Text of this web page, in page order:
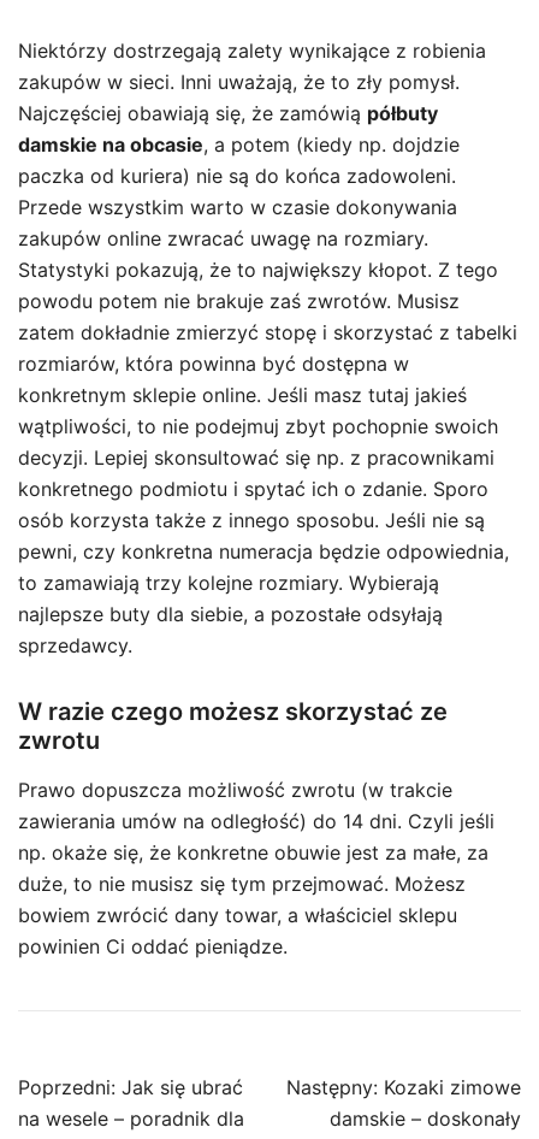
Niektórzy dostrzegają zalety wynikające z robienia
zakupów w sieci. Inni uważają, że to zły pomysł.
Najczęściej obawiają się, że zamówią półbuty
damskie na obcasie, a potem (kiedy np. dojdzie
paczka od kuriera) nie są do końca zadowoleni.
Przede wszystkim warto w czasie dokonywania
zakupów online zwracać uwagę na rozmiary.
Statystyki pokazują, że to największy kłopot. Z tego
powodu potem nie brakuje zaś zwrotów. Musisz
zatem dokładnie zmierzyć stopę i skorzystać z tabelki
rozmiarów, która powinna być dostępna w
konkretnym sklepie online. Jeśli masz tutaj jakieś
wątpliwości, to nie podejmuj zbyt pochopnie swoich
decyzji. Lepiej skonsultować się np. z pracownikami
konkretnego podmiotu i spytać ich o zdanie. Sporo
osób korzysta także z innego sposobu. Jeśli nie są
pewni, czy konkretna numeracja będzie odpowiednia,
to zamawiają trzy kolejne rozmiary. Wybierają
najlepsze buty dla siebie, a pozostałe odsyłają
sprzedawcy.
W razie czego możesz skorzystać ze
zwrotu
Prawo dopuszcza możliwość zwrotu (w trakcie
zawierania umów na odległość) do 14 dni. Czyli jeśli
np. okaże się, że konkretne obuwie jest za małe, za
duże, to nie musisz się tym przejmować. Możesz
bowiem zwrócić dany towar, a właściciel sklepu
powinien Ci oddać pieniądze.
Nawigacja
wpisu
Poprzedni: Jak się ubrać
na wesele – poradnik dla
Następny: Kozaki zimowe
damskie – doskonały